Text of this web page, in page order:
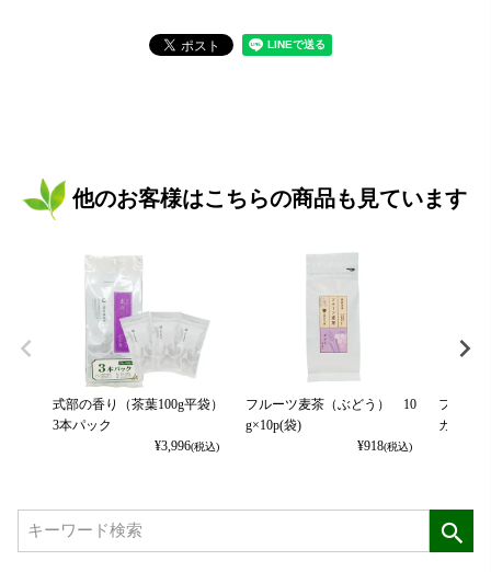
他のお客様はこちらの商品も見ています
式部の香り（茶葉100g平袋）
3本パック
¥3,996(税込)
フルーツ麦茶（ぶどう） 10
g×10p(袋)
¥918(税込)
フルー
カット